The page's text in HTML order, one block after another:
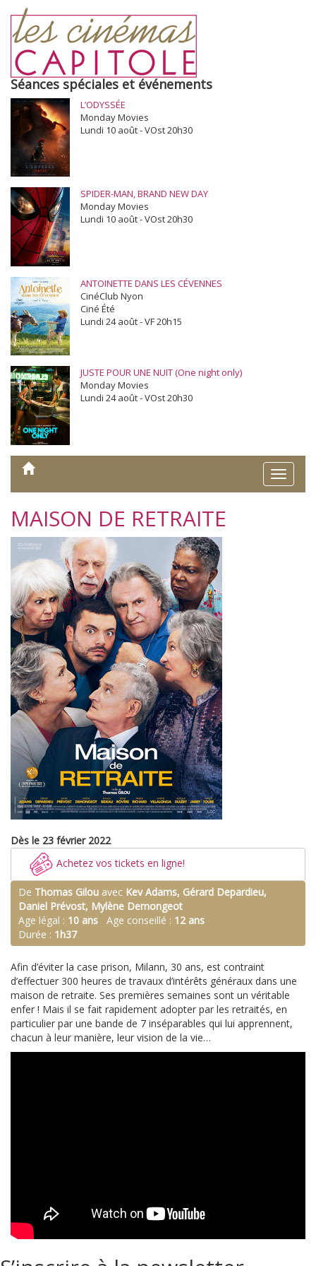
Séances spéciales et événements
L’ODYSSÉE
Monday Movies
Lundi 10 août - VOst 20h30
SPIDER-MAN, BRAND NEW DAY
Monday Movies
Lundi 10 août - VOst 20h30
ANTOINETTE DANS LES CÉVENNES
CinéClub Nyon
Ciné Été
Lundi 24 août - VF 20h15
JUSTE POUR UNE NUIT (One night only)
Monday Movies
Lundi 24 août - VOst 20h30
Toggle
MAISON DE RETRAITE
Dès le 23 février 2022
Achetez vos tickets en ligne!
De Thomas Gilou avec Kev Adams, Gérard Depardieu,
Daniel Prévost, Mylène Demongeot
Age légal : 10 ans Age conseillé : 12 ans
Durée : 1h37
Afin d’éviter la case prison, Milann, 30 ans, est contraint
d’effectuer 300 heures de travaux d’intérêts généraux dans une
maison de retraite. Ses premières semaines sont un véritable
enfer ! Mais il se fait rapidement adopter par les retraités, en
particulier par une bande de 7 inséparables qui lui apprennent,
chacun à leur manière, leur vision de la vie…